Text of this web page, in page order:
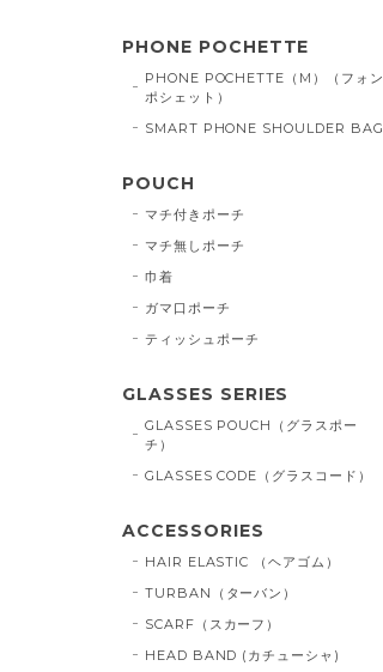
PHONE POCHETTE
PHONE POCHETTE（M）（フォン
ポシェット）
SMART PHONE SHOULDER BAG
POUCH
マチ付きポーチ
マチ無しポーチ
巾着
ガマ口ポーチ
ティッシュポーチ
GLASSES SERIES
GLASSES POUCH（グラスポー
チ）
GLASSES CODE（グラスコード）
ACCESSORIES
HAIR ELASTIC （ヘアゴム）
TURBAN（ターバン）
SCARF（スカーフ）
HEAD BAND (カチューシャ)